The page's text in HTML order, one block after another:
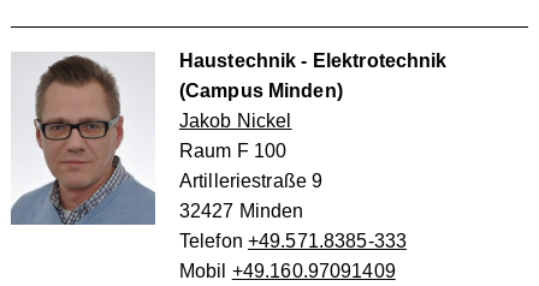
Haustechnik - Elektrotechnik
(Campus Minden)
Jakob Nickel
Raum F 100
Artilleriestraße 9
32427 Minden
Telefon +49.571.8385-333
Mobil +49.160.97091409